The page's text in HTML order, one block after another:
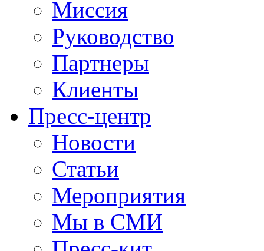
Миссия
Руководство
Партнеры
Клиенты
Пресс-центр
Новости
Статьи
Мероприятия
Мы в СМИ